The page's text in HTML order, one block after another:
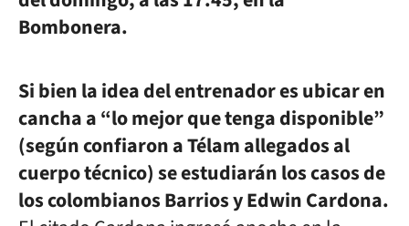
Bombonera.
Si bien la idea del entrenador es ubicar en
cancha a “lo mejor que tenga disponible”
(según confiaron a Télam allegados al
cuerpo técnico) se estudiarán los casos de
los colombianos Barrios y Edwin Cardona.